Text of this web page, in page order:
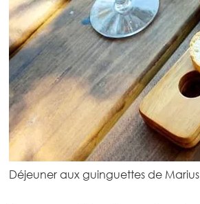
Déjeuner aux guinguettes de Marius